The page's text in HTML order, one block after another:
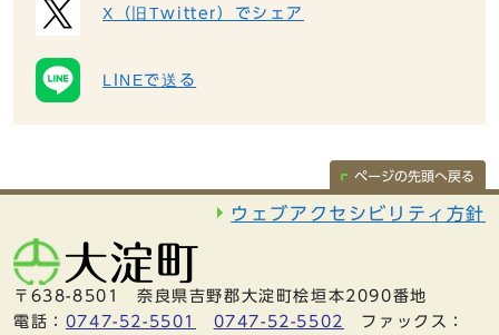
X（旧Twitter）でシェア
LINEで送る
ページの先頭へ戻る
ウェブアクセシビリティ方針
〒638-8501 奈良県吉野郡大淀町桧垣本2090番地
電話： 0747-52-5501 0747-52-5502 ファックス：